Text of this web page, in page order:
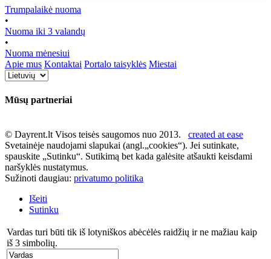
Trumpalaikė nuoma
•
Nuoma iki 3 valandų
•
Nuoma mėnesiui
Apie mus Kontaktai Portalo taisyklės Miestai
Mūsų partneriai
© Dayrent.lt Visos teisės saugomos nuo 2013. created at ease
Svetainėje naudojami slapukai (angl.„cookies“). Jei sutinkate,
spauskite „Sutinku“. Sutikimą bet kada galėsite atšaukti keisdami
naršyklės nustatymus.
Sužinoti daugiau: privatumo politika
Išeiti
Sutinku
Vardas turi būti tik iš lotyniškos abėcėlės raidžių ir ne mažiau kaip
iš 3 simbolių.